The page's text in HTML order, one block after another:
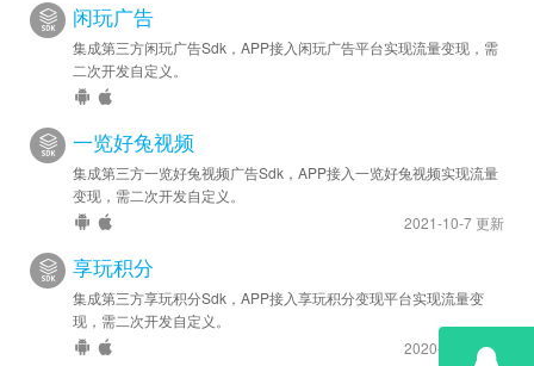
2023-09-18
安卓优化 - SDK 升级至 v5.6.0.8
安卓新增 - 增加快手和Sigmob广告源
安卓优化 - SDK 升级至 v4.3.0.0
2023-06-20
安卓优化 - SDK 升级至 v4.2.0.3
2023-04-11
安卓优化 - SDK 升级至 v4.1.0.3
闲玩广告
集成第三方闲玩广告Sdk，APP接入闲玩广告平台实现流量变现，需
二次开发自定义。
一览好兔视频
集成第三方一览好兔视频广告Sdk，APP接入一览好兔视频实现流量
变现，需二次开发自定义。
2021-10-7 更新
享玩积分
集成第三方享玩积分Sdk，APP接入享玩积分变现平台实现流量变
现，需二次开发自定义。
2020-8-20 更新